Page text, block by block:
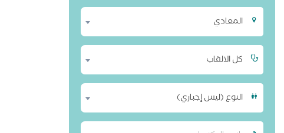
المعادي
كل الالقاب
النوع (ليس إجباري)